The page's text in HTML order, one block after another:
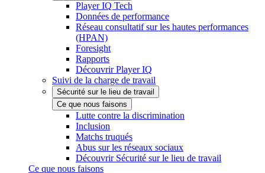
Player IQ Tech
Données de performance
Réseau consultatif sur les hautes performances
(HPAN)
Foresight
Rapports
Découvrir Player IQ
Suivi de la charge de travail
Sécurité sur le lieu de travail
Ce que nous faisons
Lutte contre la discrimination
Inclusion
Matchs truqués
Abus sur les réseaux sociaux
Découvrir Sécurité sur le lieu de travail
Ce que nous faisons